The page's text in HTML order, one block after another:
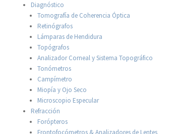
Diagnóstico
Tomografía de Coherencia Óptica
Retinógrafos
Lámparas de Hendidura
Topógrafos
Analizador Corneal y Sistema Topográfico
Tonómetros
Campímetro
Miopía y Ojo Seco
Microscopio Especular
Refracción
Forópteros
Frontofocómetros & Analizadores de Lentes